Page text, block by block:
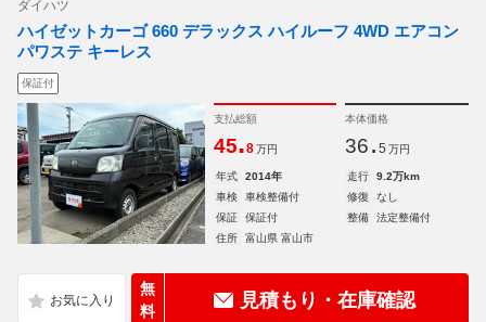
ダイハツ
ハイゼットカーゴ 660 デラックス ハイルーフ 4WD エアコン
パワステ キーレス
保証付
支払総額
45.8 万円
本体価格
36. 5 万円
年式 2014年 走行
9.2万km
車検
車検整備付 修復
なし
保証
保証付 整備
法定整備付
住所
富山県 富山市
無
料
見積もり・在庫確認